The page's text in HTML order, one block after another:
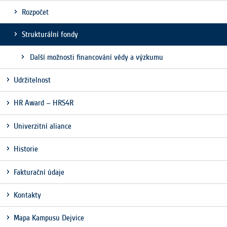
Cookies, které aplikace nedokáže zařadit.
Naším cílem je, aby tato kategorie
zůstala prázdná a všechny cookies byly
přiřazeny do některé z kategorií
uvedených výše.
Rozpočet
Strukturální fondy
Další možnosti financování vědy a výzkumu
Udržitelnost
HR Award – HRS4R
Univerzitní aliance
Historie
Fakturační údaje
Kontakty
Mapa Kampusu Dejvice